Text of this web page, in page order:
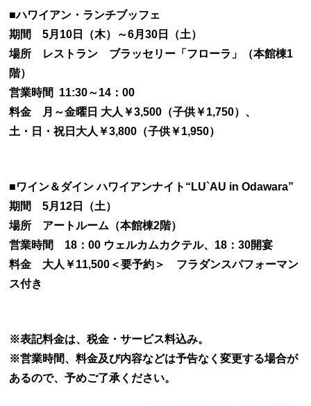
■ハワイアン・ランチブッフェ
期間 5月10日（木）～6月30日（土）
場所 レストラン ブラッセリー「フローラ」（本館棟1
階）
営業時間 11:30～14：00
料金 月～金曜日 大人￥3,500（子供￥1,750）、
土・日・祝日大人￥3,800（子供￥1,950）
■ワイン＆ダイン ハワイアンナイト“LU`AU in Odawara”
期間 5月12日（土）
場所 アートルーム（本館棟2階）
営業時間 18：00 ウェルカムカクテル、18：30開宴
料金 大人￥11,500＜要予約＞ フラダンスパフォーマン
ス付き
※表記料金は、税金・サービス料込み。
※営業時間、料金及び内容などは予告なく変更する場合が
あるので、予めご了承ください。